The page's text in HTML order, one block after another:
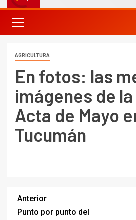
AGRICULTURA
En fotos: las
imágenes de
Acta de Mayo
Tucumán
Anterior
Punto por punto del